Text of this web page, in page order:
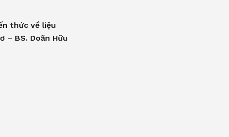
thức về liệu
– BS. Doãn Hữu